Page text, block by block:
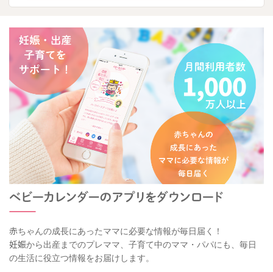
赤ちゃんの成長にあったママに必要な情報が毎日届く！
妊娠から出産までのプレママ、子育て中のママ・パパにも、毎日
の生活に役立つ情報をお届けします。